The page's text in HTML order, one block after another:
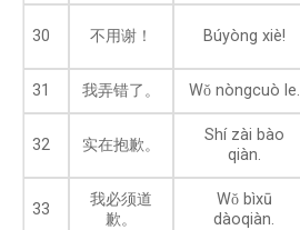
30 不用谢！ Búyòng xiè!
31 我弄错了。 Wǒ nòngcuò le.
32 实在抱歉。
Shí zài bào
qiàn.
33
我必须道
歉。
Wǒ bìxū
dàoqiàn.